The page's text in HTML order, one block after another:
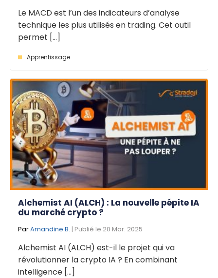
Le MACD est l’un des indicateurs d’analyse
technique les plus utilisés en trading. Cet outil
permet [...]
Apprentissage
Alchemist AI (ALCH) : La nouvelle pépite IA
du marché crypto ?
ParAmandine B. | Publié le 20 Mar. 2025
Alchemist AI (ALCH) est-il le projet qui va
révolutionner la crypto IA ? En combinant
intelligence [...]